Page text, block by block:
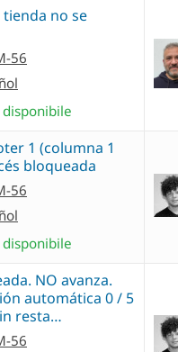
no se
56
1 (columna 1
bloqueada
56
NO avanza.
automática 0 / 5
resta…
56